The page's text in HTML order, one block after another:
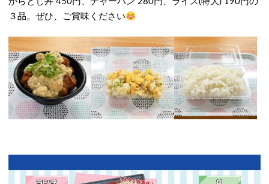
３品。ぜひ、ご賞味ください